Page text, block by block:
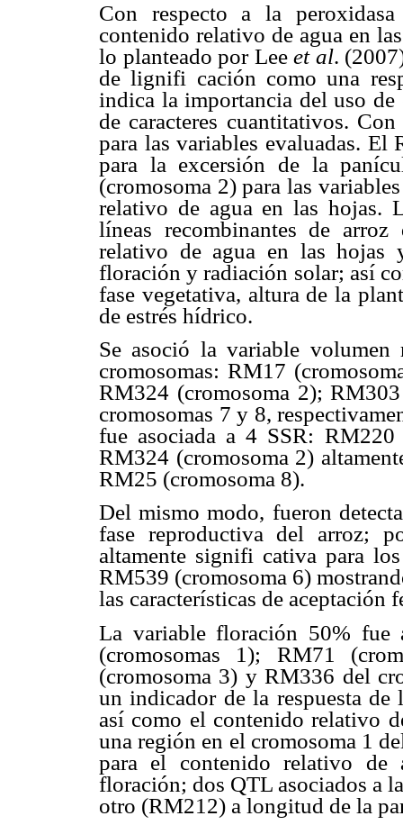
Con respecto a la
contenido relativo de agua en
lo planteado por Lee et al.
de lignifi cación como una
indica la importancia del uso
de caracteres cuantitativos.
para las variables evaluadas.
para la excersión de la
(cromosoma 2) para las
relativo de agua en las hojas.
líneas recombinantes de
relativo de agua en las hojas
floración y radiación solar; así
fase vegetativa, altura de la
de estrés hídrico.
Se asoció la variable
cromosomas: RM17
RM324 (cromosoma 2);
cromosomas 7 y 8,
fue asociada a 4 SSR:
RM324 (cromosoma 2)
RM25 (cromosoma 8).
Del mismo modo, fueron
fase reproductiva del arroz;
altamente signifi cativa para
RM539 (cromosoma 6)
las características de
La variable floración 50% fue
(cromosomas 1); RM71
(cromosoma 3) y RM336 del
un indicador de la respuesta
así como el contenido relativo
una región en el cromosoma 1
para el contenido relativo
floración; dos QTL asociados a
otro (RM212) a longitud de la